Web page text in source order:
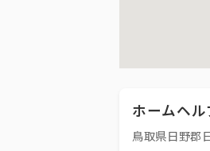
ホームヘ
鳥取県日野郡